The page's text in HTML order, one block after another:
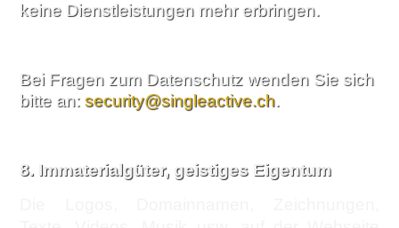
keine Dienstleistungen mehr erbringen.
Bei Fragen zum Datenschutz wenden Sie sich
bitte an: security@singleactive.ch.
8. Immaterialgüter, geistiges Eigentum